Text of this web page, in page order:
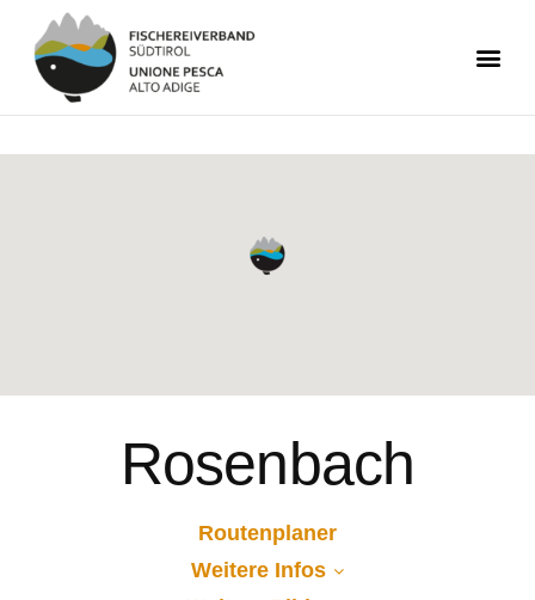
Rosenbach
Routenplaner
Weitere Infos